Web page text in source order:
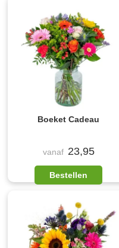
Boeket Cadeau
vanaf 23,95
Bestellen